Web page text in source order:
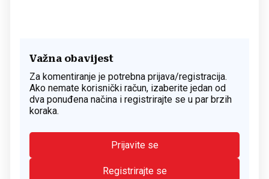
Važna obavijest
Za komentiranje je potrebna prijava/registracija.
Ako nemate korisnički račun, izaberite jedan od
dva ponuđena načina i registrirajte se u par brzih
koraka.
Prijavite se
Registrirajte se